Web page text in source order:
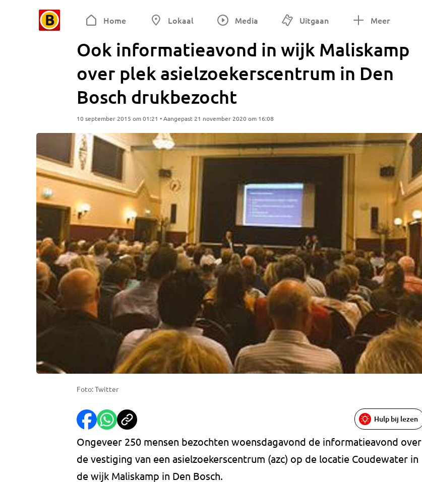
Home Lokaal Media Uitgaan Meer
Ook informatieavond in wijk Maliskamp
over plek asielzoekerscentrum in Den
Bosch drukbezocht
10 september 2015 om 01:21 • Aangepast 21 november 2020 om 16:08
Foto: Twitter
Hulp bij lezen
Ongeveer 250 mensen bezochten woensdagavond de informatieavond over
de vestiging van een asielzoekerscentrum (azc) op de locatie Coudewater in
de wijk Maliskamp in Den Bosch.